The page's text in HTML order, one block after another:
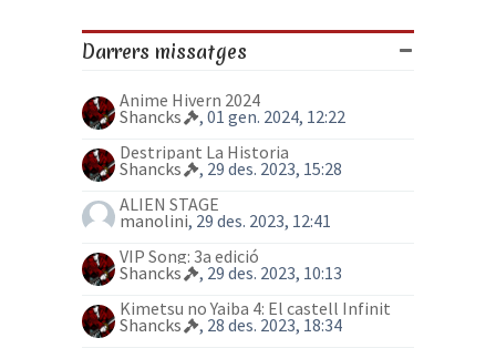
Darrers missatges
Anime Hivern 2024
Shancks
, 01 gen. 2024, 12:22
Destripant La Historia
Shancks
, 29 des. 2023, 15:28
ALIEN STAGE
manolini, 29 des. 2023, 12:41
VIP Song: 3a edició
Shancks
, 29 des. 2023, 10:13
Kimetsu no Yaiba 4: El castell Infinit
Shancks
, 28 des. 2023, 18:34